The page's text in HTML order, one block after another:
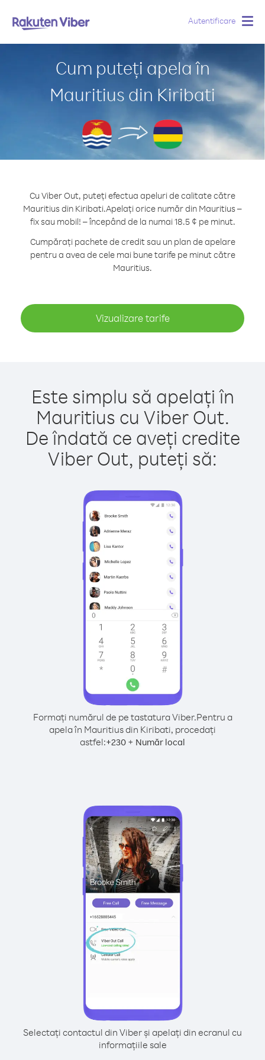
Autentificare
Cum puteți apela în
Mauritius din Kiribati
Cu Viber Out, puteți efectua apeluri de calitate către
Mauritius din Kiribati.Apelați orice număr din Mauritius –
fix sau mobil! – începând de la numai 18.5 ¢ pe minut.
Cumpărați pachete de credit sau un plan de apelare
pentru a avea de cele mai bune tarife pe minut către
Mauritius.
Vizualizare tarife
Este simplu să apelați în
Mauritius cu Viber Out.
De îndată ce aveți credite
Viber Out, puteți să:
Formați numărul de pe tastatura Viber.Pentru a
apela în Mauritius din Kiribati, procedați
astfel:+230 + Număr local
Selectați contactul din Viber și apelați din ecranul cu
informațiile sale